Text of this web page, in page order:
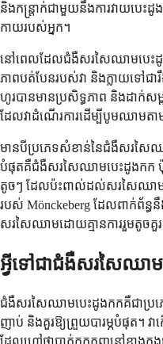
និងកន្ត្រាក់ជាមួយនឹងការវាយប
កាយរបស់អ្នក។
នៅពេលដែលជំងឺសរសៃឈាមបេះដូង
ភាពបត់បែនរបស់វា និងក្លាយទៅជារឹ
ហូរបានមានប្រសិទ្ធភាព និងដាក់ស
ដែលវាដំណើរការដើម្បីបូមឈាម
មានបីប្រភេទសំខាន់នៃជំងឺសរសៃ
បំផុតគឺជំងឺសរសៃឈាមបេះដូងកក ប៉ុ
តូចៗ ដែលប៉ះពាល់ដល់សរសៃឈា
របស់ Mönckeberg ដែលពាក់ព័ន្
សរសៃឈាមដោយគ្មានការរួមតូចគួ
អ្វីទៅជាជំងឺសរសៃឈា
ជំងឺសរសៃឈាមបេះដូងកកគឺជាប្
ញាប់ និងគួរឱ្យព្រួយបារម្ភបំផុត។
ដែលហៅថាប្លាក់កកកុញនៅខាងក្នុង